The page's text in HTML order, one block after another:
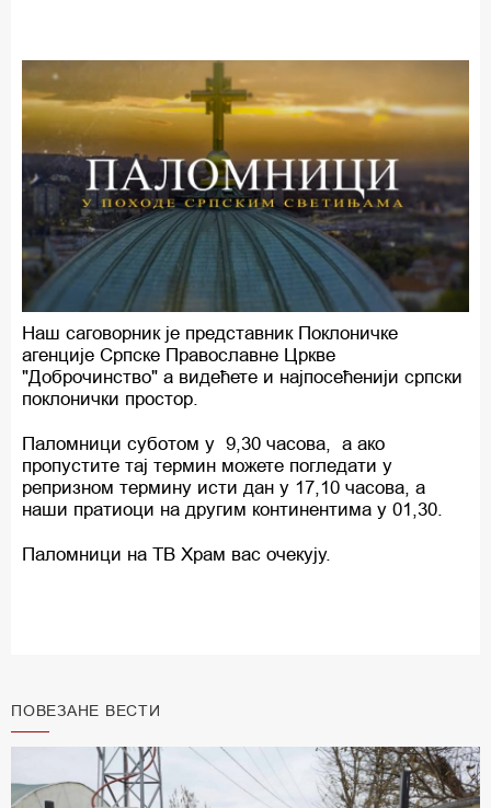
Наш саговорник је представник Поклоничке
агенције Српске Православне Цркве
"Доброчинство" а видећете и најпосећенији српски
поклонички простор.
Паломници суботом у 9,30 часова, а ако
пропустите тај термин можете погледати у
репризном термину исти дан у 17,10 часова, а
наши пратиоци на другим континентима у 01,30.
Паломници на ТВ Храм вас очекују.
ПОВЕЗАНЕ ВЕСТИ